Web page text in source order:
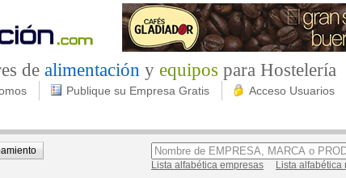
de alimentación y equipos para Hostelería
Publique su Empresa Gratis
Acceso Usuarios
Lista alfabética empresas
Lista alfabética